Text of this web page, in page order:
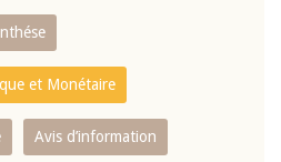
et Monétaire
Avis d’information